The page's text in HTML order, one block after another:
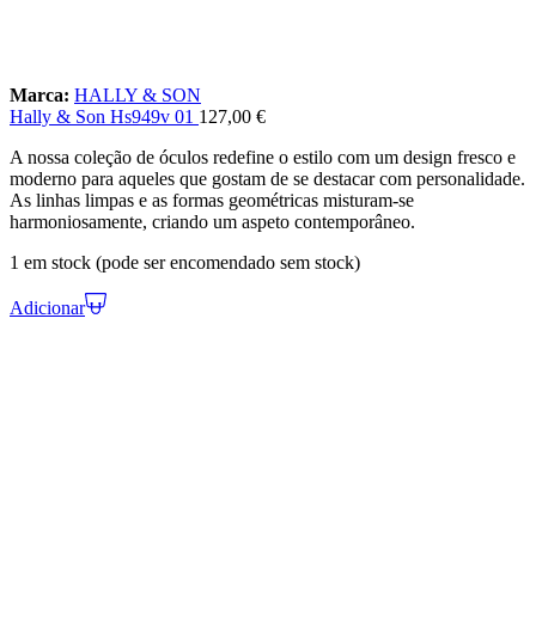
Marca: HALLY & SON
Hally & Son Hs949v 01 127,00 €
A nossa coleção de óculos redefine o estilo com um design fresco e
moderno para aqueles que gostam de se destacar com personalidade.
As linhas limpas e as formas geométricas misturam-se
harmoniosamente, criando um aspeto contemporâneo.
1 em stock (pode ser encomendado sem stock)
Adicionar